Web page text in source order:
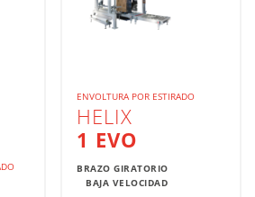
ENVOLTURA POR ESTIRADO
HELIX
1 EVO
BRAZO GIRATORIO
BAJA VELOCIDAD